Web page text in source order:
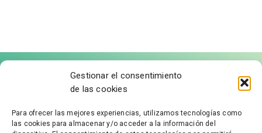
Gestionar el consentimiento
de las cookies
Para ofrecer las mejores experiencias, utilizamos tecnologías como
las cookies para almacenar y/o acceder a la información del
FÁBRICA DE MOLDURAS